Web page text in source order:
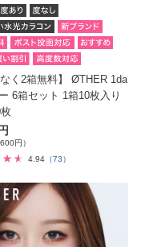
なく2箱無料】 ØTHER 1da
6箱セット 1箱10枚入り
円）
4.94 （73）